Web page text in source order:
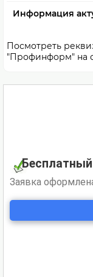
Информация
Посмотреть
"Профинформ" на